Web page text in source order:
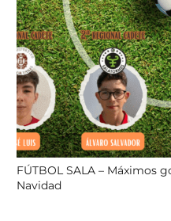
FÚTBOL SALA – Máximos
Navidad